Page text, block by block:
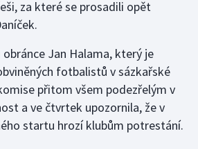
za které se prosadili opět
Jan Halama, který je
fotbalistů v sázkařské
přitom všem podezřelým v
a ve čtvrtek upozornila, že v
startu hrozí klubům potrestání.